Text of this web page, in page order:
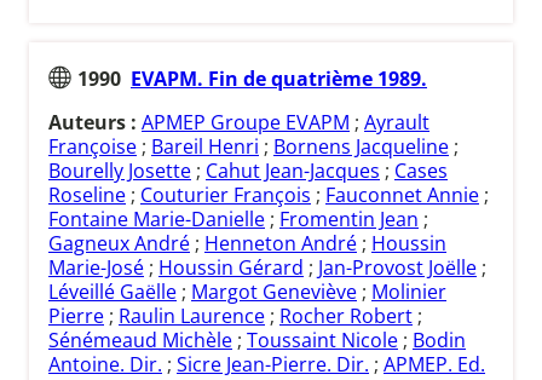
1990 EVAPM. Fin de quatrième 1989.
Auteurs : APMEP Groupe EVAPM ; Ayrault
Françoise; Bareil Henri ; Bornens Jacqueline;
Bourelly Josette; Cahut Jean-Jacques ; Cases
Roseline; Couturier François ; Fauconnet Annie;
Fontaine Marie-Danielle; Fromentin Jean ;
Gagneux André; Henneton André; Houssin
Marie-José; Houssin Gérard ; Jan-Provost Joëlle;
Léveillé Gaëlle; Margot Geneviève; Molinier
Pierre; Raulin Laurence; Rocher Robert;
Sénémeaud Michèle; Toussaint Nicole; Bodin
Antoine. Dir. ; Sicre Jean-Pierre. Dir. ; APMEP. Ed.